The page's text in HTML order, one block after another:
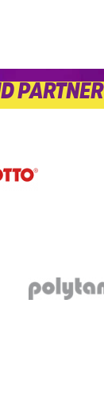
PARTNER